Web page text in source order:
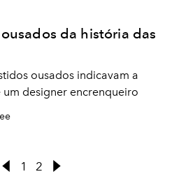
da história das
ousados indicavam a
designer encrenqueiro
1 2